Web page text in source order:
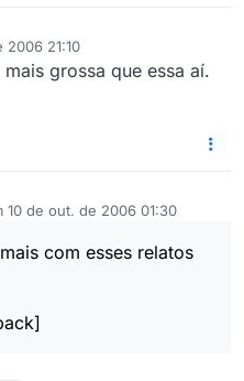
21:10
grossa que essa aí.
10 de out. de 2006 01:30
por
com esses relatos